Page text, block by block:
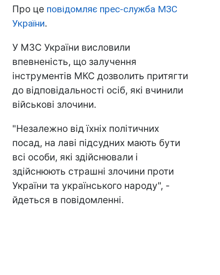
Про це повідомляє прес-служба МЗС
України.
У МЗС України висловили
впевненість, що залучення
інструментів МКС дозволить притягти
до відповідальності осіб, які вчинили
військові злочини.
"Незалежно від їхніх політичних
посад, на лаві підсудних мають бути
всі особи, які здійснювали і
здійснюють страшні злочини проти
України та українського народу", -
йдеться в повідомленні.